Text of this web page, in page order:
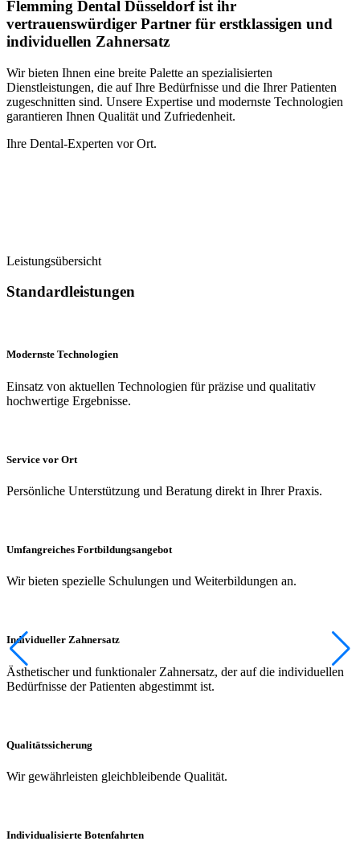
Flemming Dental Düsseldorf ist ihr
vertrauenswürdiger Partner für erstklassigen und
individuellen Zahnersatz
Wir bieten Ihnen eine breite Palette an spezialisierten
Dienstleistungen, die auf Ihre Bedürfnisse und die Ihrer Patienten
zugeschnitten sind. Unsere Expertise und modernste Technologien
garantieren Ihnen Qualität und Zufriedenheit.
Ihre Dental-Experten vor Ort.
Leistungsübersicht
Standardleistungen
Modernste Technologien
Einsatz von aktuellen Technologien für präzise und qualitativ
hochwertige Ergebnisse.
Service vor Ort
Persönliche Unterstützung und Beratung direkt in Ihrer Praxis.
Umfangreiches Fortbildungsangebot
Wir bieten spezielle Schulungen und Weiterbildungen an.
Individueller Zahnersatz
Ästhetischer und funktionaler Zahnersatz, der auf die individuellen
Bedürfnisse der Patienten abgestimmt ist.
Qualitätssicherung
Wir gewährleisten gleichbleibende Qualität.
Individualisierte Botenfahrten